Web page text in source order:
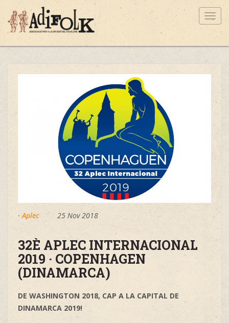
·Aplec 25 Nov 2018
32È APLEC INTERNACIONAL
2019 · COPENHAGEN
(DINAMARCA)
DE WASHINGTON 2018, CAP A LA CAPITAL DE
DINAMARCA 2019!